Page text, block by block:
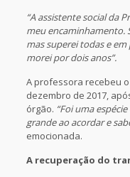
“A assistente social da
meu encaminhamento.
mas superei todas e
morei por dois anos”.
A professora recebeu
dezembro de 2017,
órgão. “Foi uma
grande ao acordar e
emocionada.
A recuperação do